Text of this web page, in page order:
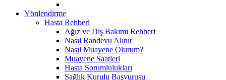
Yönlendirme
Hasta Rehberi
Ağız ve Diş Bakımı Rehberi
Nasıl Randevu Alınır
Nasıl Muayene Olurum?
Muayene Saatleri
Hasta Sorumlulukları
Sağlık Kurulu Başvurusu